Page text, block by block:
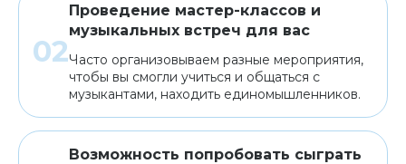
Проведение мастер-классов и
музыкальных встреч для вас
Часто организовываем разные мероприятия,
чтобы вы смогли учиться и общаться с
музыкантами, находить единомышленников.
Возможность попробовать сыграть